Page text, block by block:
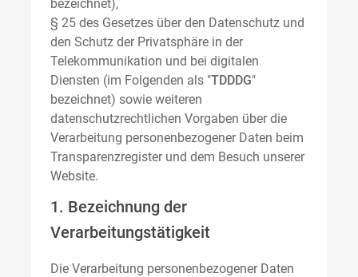
bezeichnet),
§ 25 des Gesetzes über den Datenschutz und
den Schutz der Privatsphäre in der
Telekommunikation und bei digitalen
Diensten (im Folgenden als "TDDDG"
bezeichnet) sowie weiteren
datenschutzrechtlichen Vorgaben über die
Verarbeitung personenbezogener Daten beim
Transparenzregister und dem Besuch unserer
Website.
1. Bezeichnung der
Verarbeitungstätigkeit
Die Verarbeitung personenbezogener Daten